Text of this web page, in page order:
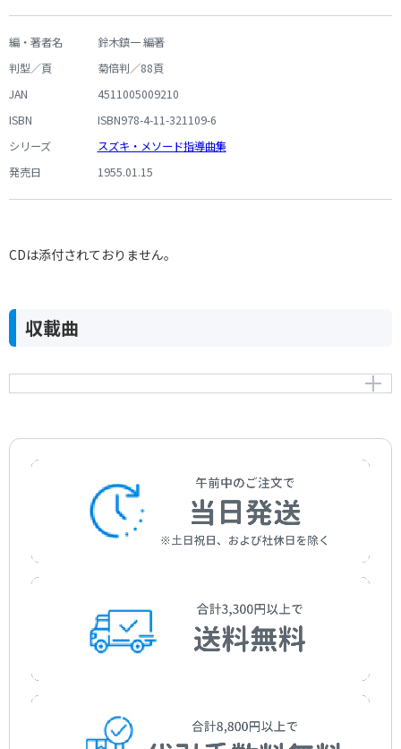
編・著者名
鈴木鎮一 編著
判型／頁
菊倍判／88頁
JAN
4511005009210
ISBN
ISBN978-4-11-321109-6
シリーズ
スズキ・メソード指導曲集
発売日
1955.01.15
CDは添付されておりません。
収載曲
ヴァイオリン協奏曲 第5番 イ長調（トルコ風）K.219
作曲者：モーツァルト，ヴォルフガング・アマデウス